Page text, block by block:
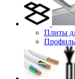
Плиты
Профиль